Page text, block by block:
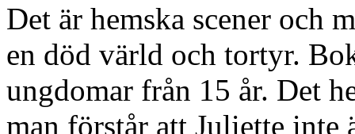
Det är hemska scener och
en död värld och tortyr.
ungdomar från 15 år. Det
man förstår att Juliette inte